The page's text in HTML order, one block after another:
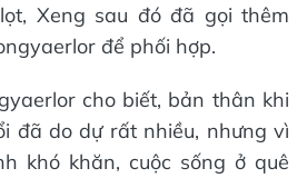
Xeng sau đó đã gọi thêm
để phối hợp.
cho biết, bản thân khi
đã do dự rất nhiều, nhưng vì
khó khăn, cuộc sống ở quê